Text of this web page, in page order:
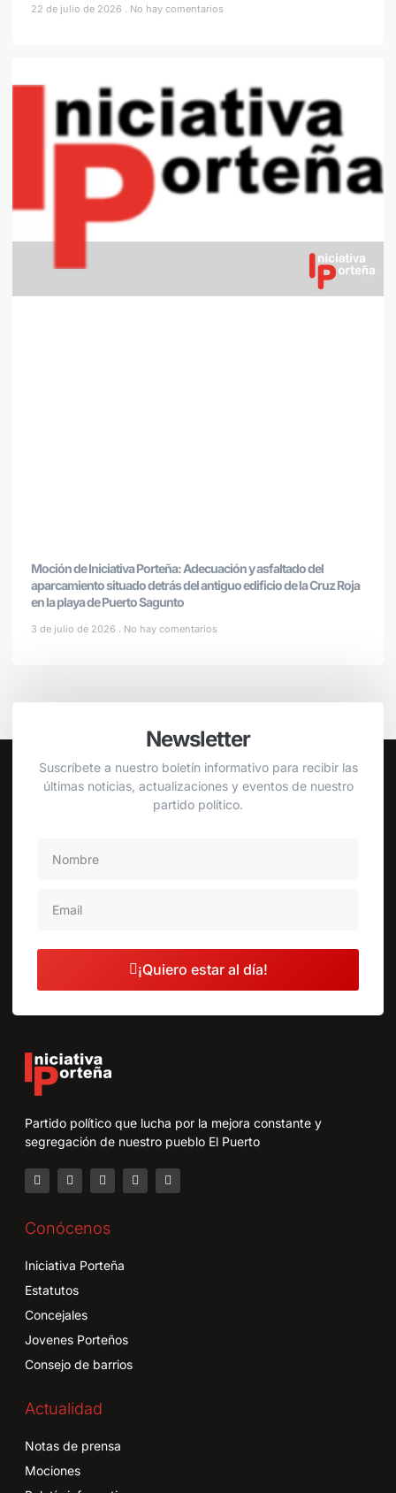
22 de julio de 2026 No hay comentarios
Moción de Iniciativa Porteña: Adecuación y asfaltado del
aparcamiento situado detrás del antiguo edificio de la Cruz Roja
en la playa de Puerto Sagunto
3 de julio de 2026 No hay comentarios
Newsletter
Suscríbete a nuestro boletín informativo para recibir las
últimas noticias, actualizaciones y eventos de nuestro
partido político.
¡Quiero estar al día!
Partido político que lucha por la mejora constante y
segregación de nuestro pueblo El Puerto
Conócenos
Iniciativa Porteña
Estatutos
Concejales
Jovenes Porteños
Consejo de barrios
Actualidad
Notas de prensa
Mociones